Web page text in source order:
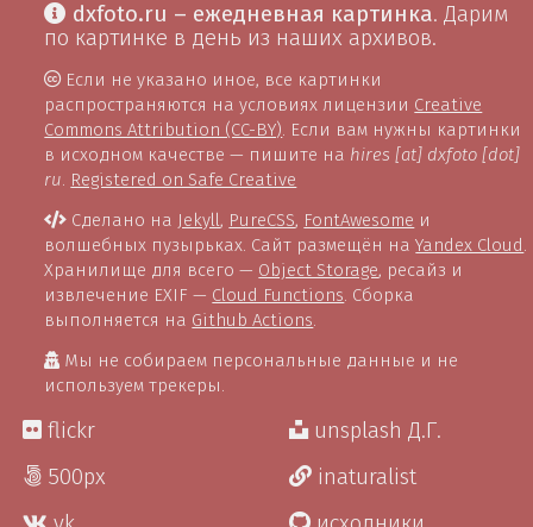
dxfoto.ru – ежедневная картинка. Дарим
по картинке в день из наших архивов.
Если не указано иное, все картинки
распространяются на условиях лицензии Creative
Commons Attribution (CC-BY) . Если вам нужны картинки
в исходном качестве — пишите на hires [at] dxfoto [dot]
ru Registered on Safe Creative
Сделано на Jekyll, PureCSS, FontAwesome и
волшебных пузырьках. Сайт размещён наYandex Cloud
Хранилище для всего — Object Storage, ресайз и
извлечение EXIF — Cloud Functions . Сборка
выполняется на Github Actions
Мы не собираем персональные данные и не
используем трекеры.
flickr
500px
unsplash Д.Г.
inaturalist